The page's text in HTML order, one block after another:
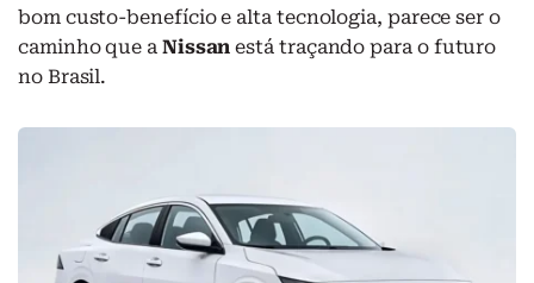
bom custo-benefício e alta tecnologia, parece ser o
caminho que a Nissan está traçando para o futuro
no Brasil.